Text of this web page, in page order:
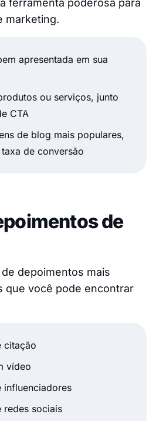
ferramenta poderosa para
marketing.
apresentada em sua
ou serviços, junto
CTA
de blog mais populares,
de conversão
de
depoimentos mais
que você pode encontrar
citação
vídeo
influenciadores
redes sociais